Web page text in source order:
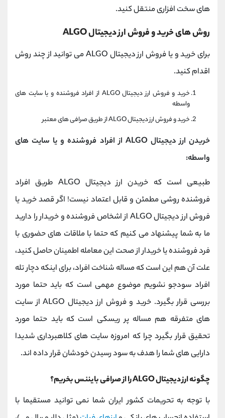
های سخت افزاری منتقل کنید.
روش های خرید و فروش ارز دیجیتال ALGO
برای خرید و یا فروش ارز دیجیتال ALGO می توانید از چند روش
اقدام کنید.
خرید و فروش ارز دیجیتال ALGO از افراد فروشنده و یا سایت های
واسطه
خرید و فروش ارز دیجیتال ALGO از طریق صرافی های معتبر
خریدن ارز دیجیتال ALGO از افراد فروشنده و یا سایت های
واسطه:
طبیعی است که خریدن ارز دیجیتال ALGO طریق افراد
فروشنده روشی مطمئن و قابل اعتماد نیست! اگر قصد خرید یا
فروش ارز دیجیتال ALGO از اشخاص فروشنده و خریدار را دارید
ما به شما پیشنهاد می کنیم که حتما با ملاقات های حضوری با
فرد فروشنده یا خریدار از صحت این معامله اطمینان حاصل کنید،
علت آن هم این است که مساله شناخت افراد، برای اینکه دچار تله
افراد سودجو نشویم موضوع مهمی است که باید حتما مورد
بررسی قرار بگیرد. خرید و فروش ارز دیجیتال ALGO از سایت
های متفرقه هم مساله پر ریسکی است که باید حتما مورد
تحقیق قرار بگیرد چرا که امروزه سایت های کلاهبرداری شدیدا
دارایی های شما را هدف به سود رسیدن خودشان قرار داده اند.
چگونه ارز دیجیتال ALGO را از صرافی بایننس بخریم؟
با توجه به تحریمات کشور ایران شما نمی توانید مستقیما با